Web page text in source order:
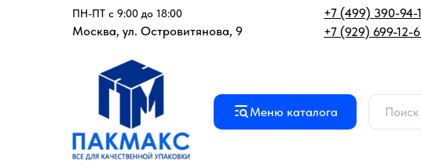
ПН-ПТ с 9:00 до 18:00
Москва, ул. Островитянова, 9
+7 (499) 390-94-
+7 (929) 699-12-
Меню каталога